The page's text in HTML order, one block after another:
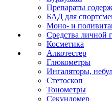
Препараты
БАД для
Моно- и
Средства личной
Косметика
Алкотестер
Глюкометры
Ингаляторы,
Стетоскоп
Тонометры
Секундомер